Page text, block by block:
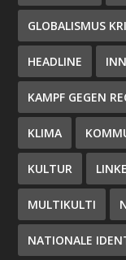
GLOBALISMUS
HEADLINE
KAMPF GEGEN
KLIMA
KULTUR
MULTIKULTI
NATIONALE